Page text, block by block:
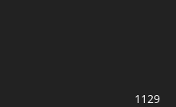
1129